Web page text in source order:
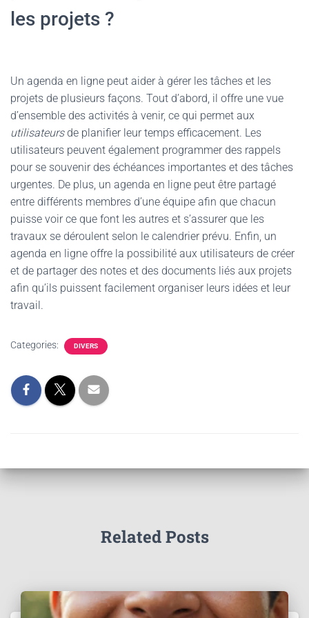
les projets ?
Un agenda en ligne peut aider à gérer les tâches et les
projets de plusieurs façons. Tout d’abord, il offre une vue
d’ensemble des activités à venir, ce qui permet aux
utilisateursde planifier leur temps efficacement. Les
utilisateurs peuvent également programmer des rappels
pour se souvenir des échéances importantes et des tâches
urgentes. De plus, un agenda en ligne peut être partagé
entre différents membres d’une équipe afin que chacun
puisse voir ce que font les autres et s’assurer que les
travaux se déroulent selon le calendrier prévu. Enfin, un
agenda en ligne offre la possibilité aux utilisateurs de créer
et de partager des notes et des documents liés aux projets
afin qu’ils puissent facilement organiser leurs idées et leur
travail.
Categories: DIVERS
Related Posts